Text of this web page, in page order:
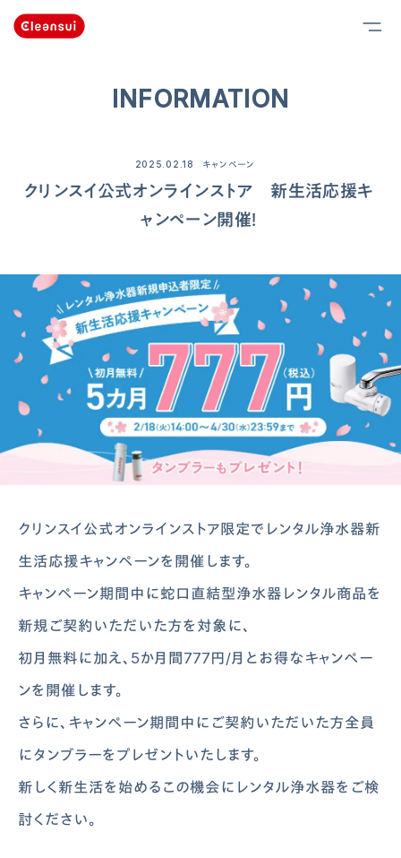
INFORMATION
2025.02.18 キャンペーン
クリンスイ公式オンラインストア 新生活応援キ
ャンペーン開催！
クリンスイ公式オンラインストア限定でレンタル浄水器新
生活応援キャンペーンを開催します。
キャンペーン期間中に蛇口直結型浄水器レンタル商品を
新規ご契約いただいた方を対象に、
初月無料に加え、5か月間777円/月とお得なキャンペー
ンを開催します。
さらに、キャンペーン期間中にご契約いただいた方全員
にタンブラーをプレゼントいたします。
新しく新生活を始めるこの機会にレンタル浄水器をご検
討ください。